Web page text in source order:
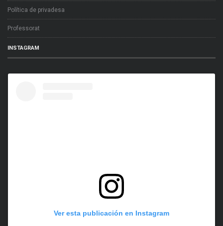
Política de privadesa
Professorat
INSTAGRAM
Ver esta publicación en Instagram